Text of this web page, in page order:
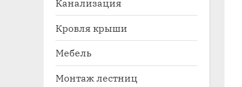
Кровля крыши
Мебель
Монтаж лестниц